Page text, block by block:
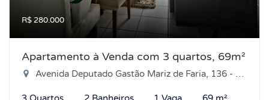
R$ 280.000
Apartamento à Venda com 3 quartos, 69m²
Avenida Deputado Gastão Mariz de Faria, 136 - Nova Parnamirim, Parnamirim-RN